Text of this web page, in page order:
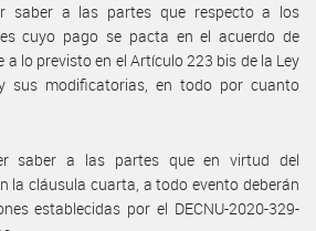
saber a las partes que respecto a los
cuyo pago se pacta en el acuerdo de
a lo previsto en el Artículo 223 bis de la Ley
sus modificatorias, en todo por cuanto
saber a las partes que en virtud del
la cláusula cuarta, a todo evento deberán
establecidas por el DECNU-2020-329-